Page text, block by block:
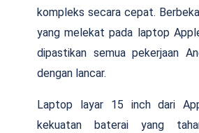
kompleks secara cepat.
yang melekat pada laptop
dipastikan semua pekerjaan
dengan lancar.
Laptop layar 15 inch dari
kekuatan baterai yang